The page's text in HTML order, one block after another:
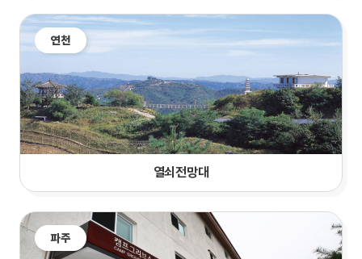
연천
열쇠전망대
파주